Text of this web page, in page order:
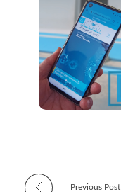
Previous Post